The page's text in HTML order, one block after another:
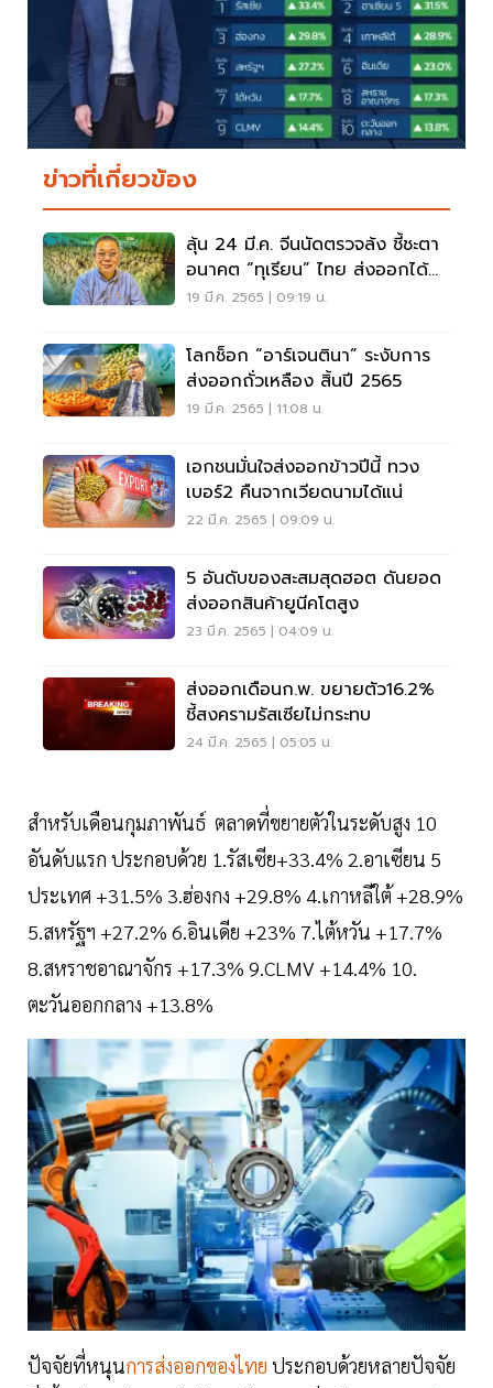
ข่าวที่เกี่ยวข้อง
ลุ้น 24 มี.ค. จีนนัดตรวจล้ง ชี้ชะตา
อนาคต “ทุเรียน” ไทย ส่งออกได้
หรือไม่ (คลิป)
19 มี.ค. 2565 | 09:19 น.
โลกช็อก “อาร์เจนตินา” ระงับการ
ส่งออกถั่วเหลือง สิ้นปี 2565
19 มี.ค. 2565 | 11:08 น.
เอกชนมั่นใจส่งออกข้าวปีนี้ ทวง
เบอร์2 คืนจากเวียดนามได้แน่
22 มี.ค. 2565 | 09:09 น.
5 อันดับของสะสมสุดฮอต ดันยอด
ส่งออกสินค้ายูนีคโตสูง
23 มี.ค. 2565 | 04:09 น.
ส่งออกเดือนก.พ. ขยายตัว16.2%
ชี้สงครามรัสเซียไม่กระทบ
24 มี.ค. 2565 | 05:05 น.
สำหรับเดือนกุมภาพันธ์ ตลาดที่ขยายตัวในระดับสูง 10
อันดับแรก ประกอบด้วย 1.รัสเซีย+33.4% 2.อาเซียน 5
ประเทศ +31.5% 3.ฮ่องกง +29.8% 4.เกาหลีใต้ +28.9%
5.สหรัฐฯ +27.2% 6.อินเดีย +23% 7.ไต้หวัน +17.7%
8.สหราชอาณาจักร +17.3% 9.CLMV +14.4% 10.
ตะวันออกกลาง +13.8%
ปัจจัยที่หนุนการส่งออกของไทย ประกอบด้วยหลายปัจจัย